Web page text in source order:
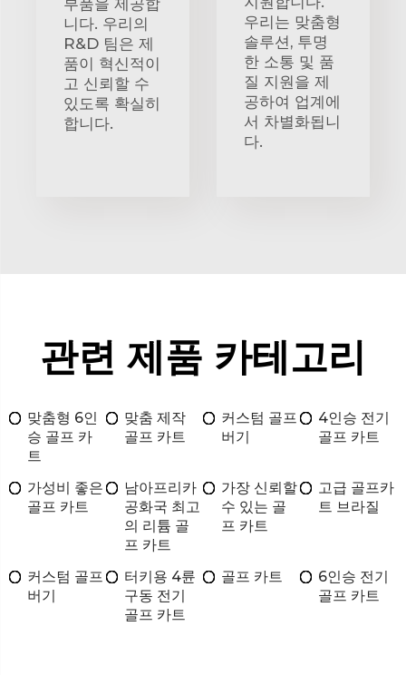
부품을 제공합
니다. 우리의
R&D 팀은 제
품이 혁신적이
고 신뢰할 수
있도록 확실히
합니다.
우리는 맞춤형
솔루션, 투명
한 소통 및 품
질 지원을 제
공하여 업계에
서 차별화됩니
다.
관련 제품 카테고리
맞춤형 6인
승 골프 카
트
맞춤 제작
골프 카트
커스텀 골프
버기
4인승 전기
골프 카트
가성비 좋은
골프 카트
남아프리카
공화국 최고
의 리튬 골
프 카트
가장 신뢰할
수 있는 골
프 카트
고급 골프카
트 브라질
커스텀 골프
버기
터키용 4륜
구동 전기
골프 카트
골프 카트
6인승 전기
골프 카트